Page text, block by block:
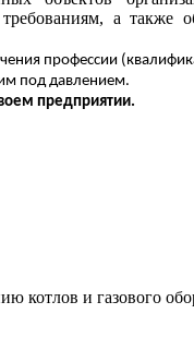
а также
профессии
под давлением.
предприятии.
котлов и газового